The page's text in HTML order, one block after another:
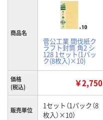
商品名
菅公工業 間伐紙ク
ラフト封筒 角2 シ
128 1セット(1パッ
ク(8枚入)×10)
価格
(税込)
￥2,750
販売単位
1セット（1パック（8
枚入）×10）